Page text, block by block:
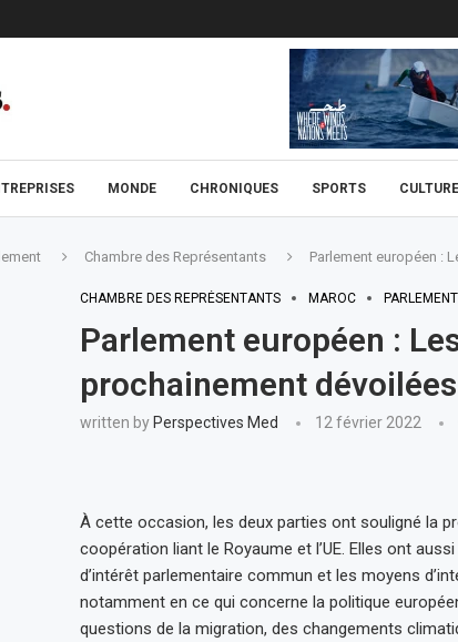
MONDE CHRONIQUES SPORTS CULTURE
Chambre des Représentants Parlement européen :
CHAMBRE DES REPRÉSENTANTS MAROC
Parlement européen :
prochainement
written by Perspectives Med 12 février 2022
À cette occasion, les deux parties ont souligné la
coopération liant le Royaume et l’UE. Elles ont
d’intérêt parlementaire commun et les moyens
notamment en ce qui concerne la politique
questions de la migration, des changements